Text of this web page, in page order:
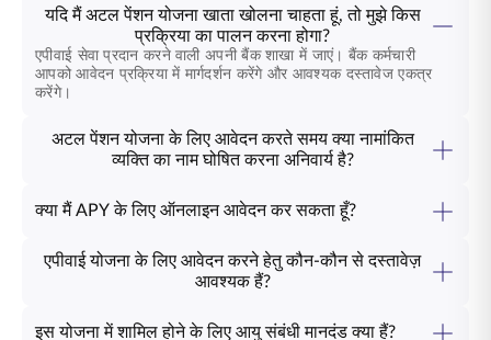
यदि मैं अटल पेंशन योजना खाता खोलना चाहता हूं, तो मुझे किस
प्रक्रिया का पालन करना होगा?
एपीवाई सेवा प्रदान करने वाली अपनी बैंक शाखा में जाएं। बैंक कर्मचारी
आपको आवेदन प्रक्रिया में मार्गदर्शन करेंगे और आवश्यक दस्तावेज एकत्र
करेंगे।
अटल पेंशन योजना के लिए आवेदन करते समय क्या नामांकित
व्यक्ति का नाम घोषित करना अनिवार्य है?
क्या मैं APY के लिए ऑनलाइन आवेदन कर सकता हूँ?
एपीवाई योजना के लिए आवेदन करने हेतु कौन-कौन से दस्तावेज़
आवश्यक हैं?
इस योजना में शामिल होने के लिए आयु संबंधी मानदंड क्या हैं?